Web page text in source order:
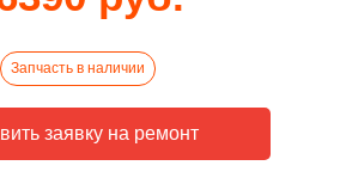
Запчасть в наличии